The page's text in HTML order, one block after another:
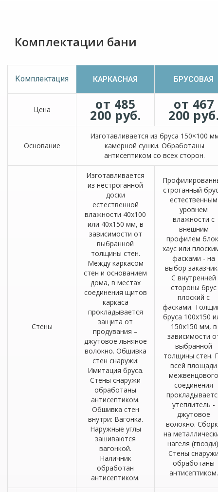
Комплектации бани
Комплектация КАРКАСНАЯ БРУСОВАЯ
Цена от 485
200 руб.
от 467
200
Основание
Изготавливается из бруса 150×100
камерной сушки. Обработаны
антисептиком со всех сторон.
Стены
Изготавливается
из нестроганной
доски
естественной
влажности 40х100
или 40х150 мм, в
зависимости от
выбранной
толщины стен.
Между каркасом
стен и основанием
дома, в местах
соединения щитов
каркаса
прокладывается
защита от
продувания –
джутовое льняное
волокно. Обшивка
стен снаружи:
Имитация бруса.
Стены снаружи
обработаны
антисептиком.
Обшивка стен
внутри: Вагонка.
Наружные углы
зашиваются
вагонкой.
Наличник
обработан
антисептиком.
строганный
естественным
уровнем
влажности с
внешним
профилем
хаус или
фасками - на
выбор
С внутренней
стороны брус
плоский с
фасками.
бруса 100х150
150х150 мм, в
зависимости
выбранной
толщины стен.
всей площади
межвенцового
соединения
утеплитель -
джутовое
волокно.
на
нагеля
Стены
обработаны
антисептиком.